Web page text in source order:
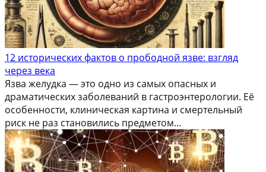
12 исторических фактов о прободной язве: взгляд
через века
Язва желудка — это одно из самых опасных и
драматических заболеваний в гастроэнтерологии. Её
особенности, клиническая картина и смертельный
риск не раз становились предметом...